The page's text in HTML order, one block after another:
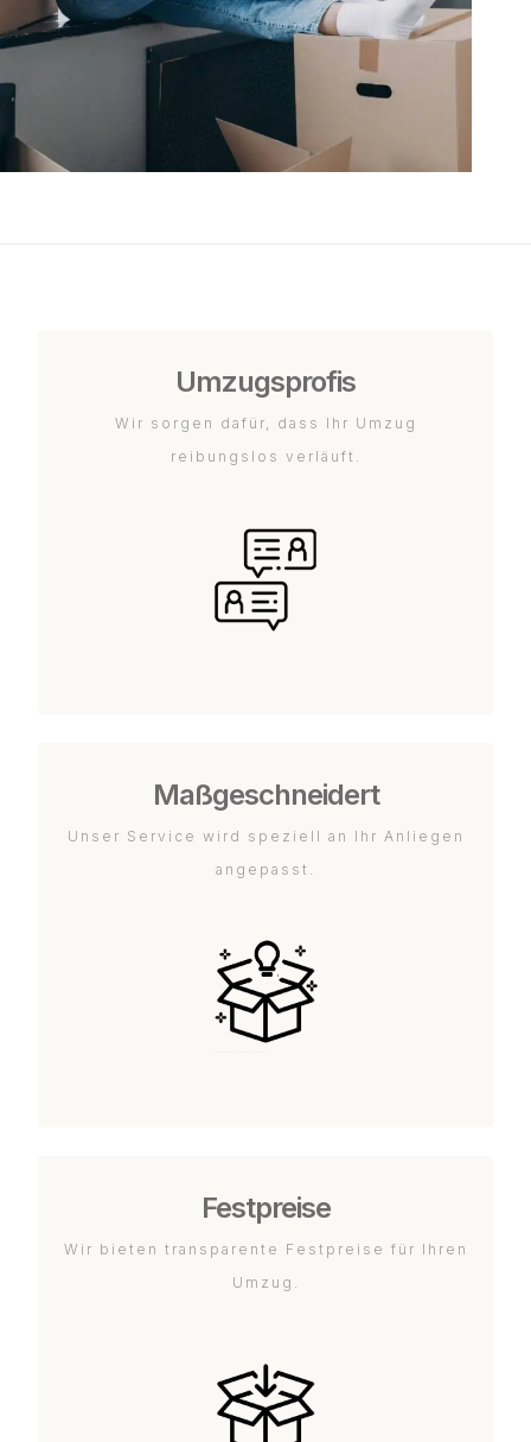
Umzugsprofis
Wir sorgen dafür, dass Ihr Umzug
reibungslos verläuft.
Maßgeschneidert
Unser Service wird speziell an Ihr Anliegen
angepasst.
Festpreise
Wir bieten transparente Festpreise für Ihren
Umzug.